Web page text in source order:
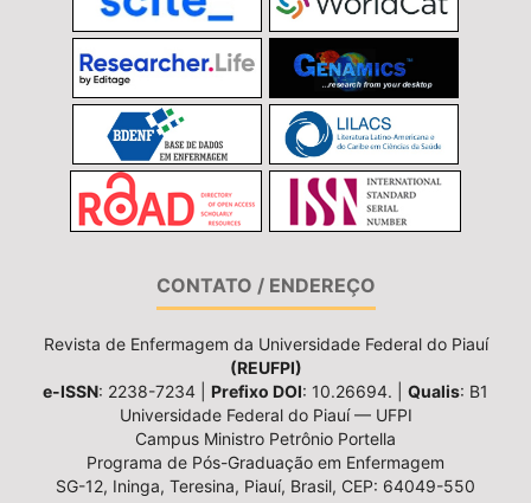
CONTATO / ENDEREÇO
Revista de Enfermagem da Universidade Federal do Piauí
(REUFPI)
e-ISSN: 2238-7234 | Prefixo DOI: 10.26694. | Qualis: B1
Universidade Federal do Piauí — UFPI
Campus Ministro Petrônio Portella
Programa de Pós-Graduação em Enfermagem
SG-12, Ininga, Teresina, Piauí, Brasil, CEP: 64049-550